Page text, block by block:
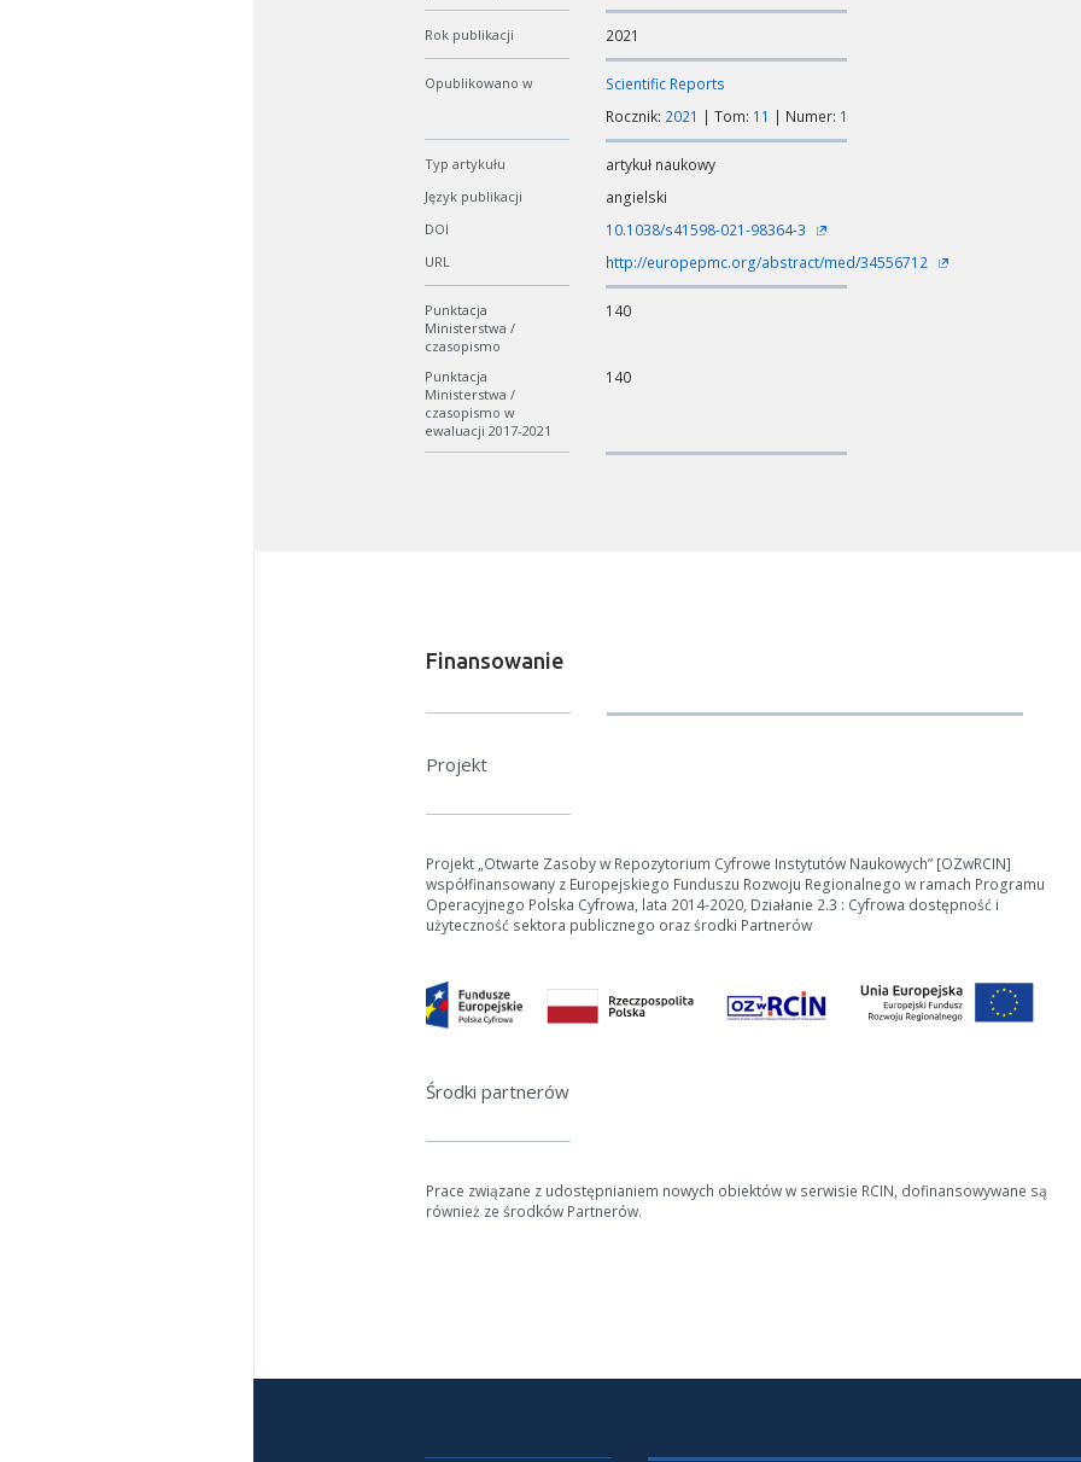
Rok publikacji 2021
Opublikowano w
Scientific Reports
Rocznik: 2021 | Tom: 11 | Numer: 1
Typ artykułu artykuł naukowy
Język publikacji angielski
DOI 10.1038/s41598-021-98364-3
URL http://europepmc.org/abstract/med/34556712
Punktacja
Ministerstwa /
czasopismo
140
Punktacja
Ministerstwa /
czasopismo w
ewaluacji 2017-2021
140
Finansowanie
Projekt
Projekt „Otwarte Zasoby w Repozytorium Cyfrowe Instytutów Naukowych” [OZwRCIN]
współfinansowany z Europejskiego Funduszu Rozwoju Regionalnego w ramach Programu
Operacyjnego Polska Cyfrowa, lata 2014-2020, Działanie 2.3 : Cyfrowa dostępność i
użyteczność sektora publicznego oraz środki Partnerów
Środki partnerów
Prace związane z udostępnianiem nowych obiektów w serwisie RCIN, dofinansowywane są
również ze środków Partnerów.